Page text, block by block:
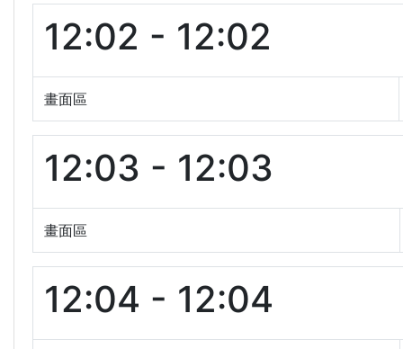
12:02 - 12:02
畫面區
12:03 - 12:03
畫面區
12:04 - 12:04